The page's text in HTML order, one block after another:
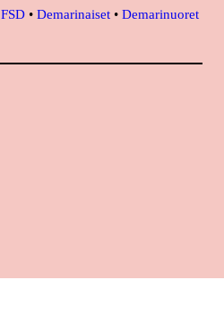
FSD • Demarinaiset • Demarinuoret